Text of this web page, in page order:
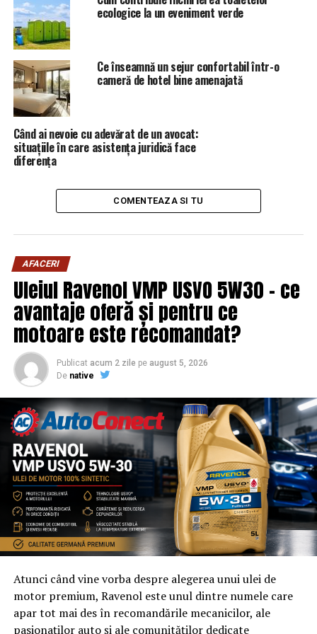
Venezuelei care autorizează „misiuni militare
venezuelene în exterior sau străine în interiorul ţării”.
„Intervenţie! Intervenţie!”, a scandat mulţimea în cor.
„Toate opţiunile sunt pe masă şi facem această afirmaţie
cu responsabilitate”, a subliniat Juan Guaido care şi-a
sau frustrare”
EXCLUSIV/PLANGERE PENALA PE NUMELE LUI ADRIAN
ANDRONE SI ADRIAN VAIDA PENTRU TRAFIC DE INFLUENTA
SI ABUZ IN SERVICIU
NU RATATI
Liviu Dragnea vorbește despre relația cu Statele Unite!
Ce le cere partenerilor externi ai României | Capitala24
ecologice la un eveniment verde
Ce înseamnă un sejur confortabil într-o
cameră de hotel bine amenajată
Când ai nevoie cu adevărat de un avocat:
situațiile în care asistența juridică face
diferența
COMENTEAZA SI TU
AFACERI
Uleiul Ravenol VMP USVO 5W30 – ce
avantaje oferă și pentru ce
motoare este recomandat?
Publicat acum 2 zile pe august 5, 2026
De native
Atunci când vine vorba despre alegerea unui ulei de
motor premium, Ravenol este unul dintre numele care
apar tot mai des în recomandările mecanicilor, ale
pasionaților auto și ale comunităților dedicate